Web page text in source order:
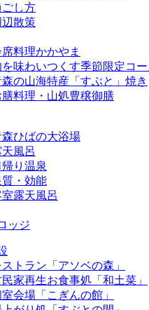
ごし方
辺散策
料理かかやま
を味わいつくす季節限定コー
の山海特産「すぶと」焼き
膳料理・山処豊穣御膳
森ひばの大浴場
天風呂
帰り温泉
質・効能
露天風呂
ッジ
ストラン「アソベの森」
家再生お食事処「和土菜」
会場「こぎんの館」